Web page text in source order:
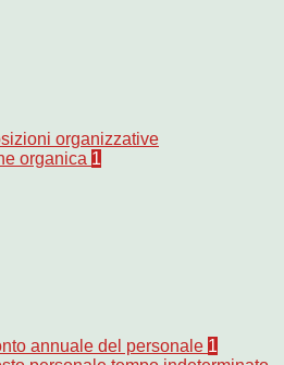
organizzative
organica 1
annuale del personale 1